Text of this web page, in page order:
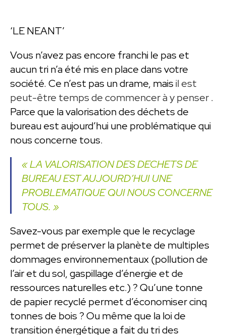
‘LE NEANT’
Vous n’avez pas encore franchi le pas et
aucun tri n’a été mis en place dans votre
société. Ce n’est pas un drame, maisil est
peut-être temps de commencer à y penser.
Parce que la valorisation des déchets de
bureau est aujourd’hui une problématique qui
nous concerne tous.
« LA VALORISATION DES DECHETS DE
BUREAU EST AUJOURD’HUI UNE
PROBLEMATIQUE QUI NOUS CONCERNE
TOUS. »
Savez-vous par exemple que le recyclage
permet de préserver la planète de multiples
dommages environnementaux (pollution de
l’air et du sol, gaspillage d’énergie et de
ressources naturelles etc.) ? Qu’une tonne
de papier recyclé permet d’économiser cinq
tonnes de bois ? Ou même que la loi de
transition énergétique a fait du tri des